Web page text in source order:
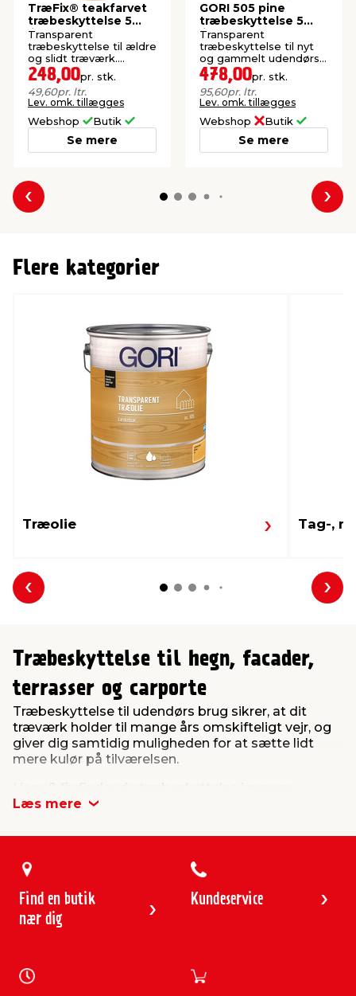
TræFix® teakfarvet
træbeskyttelse 5
liter
Transparent
træbeskyttelse til ældre
og slidt træværk.
Oliebaseret.
248,00pr. stk.
49,60pr. ltr.
Lev. omk. tillægges
Webshop Butik
Se mere
GORI 505 pine
træbeskyttelse 5
liter
Transparent
træbeskyttelse til nyt
og gammelt udendørs
træ. Oliebaseret.
478,00pr. stk.
95,60pr. ltr.
Lev. omk. tillægges
Webshop Butik
Se mere
Forrige
Flere kategorier
Træolie Tag-,
Forrige
Træbeskyttelse til hegn, facader,
terrasser og carporte
Træbeskyttelse til udendørs brug sikrer, at dit
træværk holder til mange års omskifteligt vejr, og
giver dig samtidig muligheden for at sætte lidt
mere kulør på tilværelsen.
forskellige farver, og du finder naturligvis både olie-
transparent træbeskyttelse, finder du det også her.
træværk mod vind og vejr samt tidens tand.
Hvilken træbeskyttelse skal jeg
vælge?
oliebaseret træbeskyttelse i mange kvaliteter.
Vælg som udgangspunkt vandbaseret
Læs mere
Find en butik
nær dig
Kundeservice